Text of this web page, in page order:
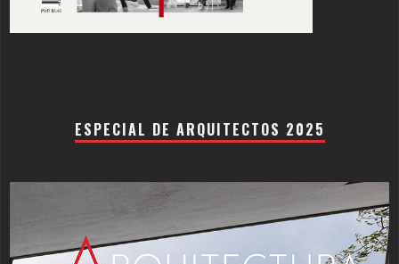
ESPECIAL DE ARQUITECTOS 2025